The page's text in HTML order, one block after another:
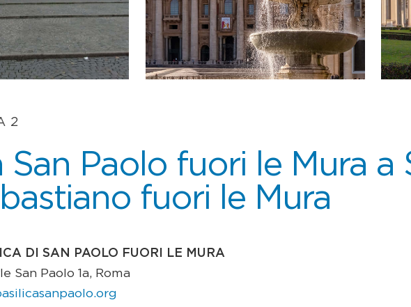
2
San Paolo fuori le Mura a
fuori le Mura
DI SAN PAOLO FUORI LE MURA
San Paolo 1a, Roma